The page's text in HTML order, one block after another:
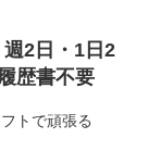
2日・1日2
歴書不要
トで頑張る